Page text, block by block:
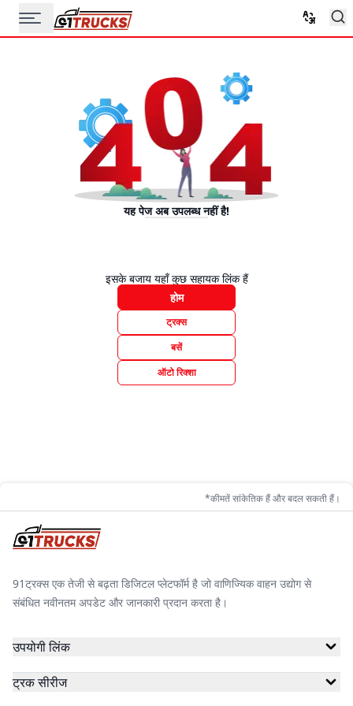
यह पेज अब उपलब्ध नहीं है!
इसके बजाय यहाँ कुछ सहायक लिंक हैं
होम
ट्रक्स
बसें
ऑटो रिक्शा
*कीमतें सांकेतिक हैं और बदल सकती हैं।
91ट्रक्स एक तेजी से बढ़ता डिजिटल प्लेटफॉर्म है जो वाणिज्यिक वाहन उद्योग से
संबंधित नवीनतम अपडेट और जानकारी प्रदान करता है।
उपयोगी लिंक
ट्रक सीरीज